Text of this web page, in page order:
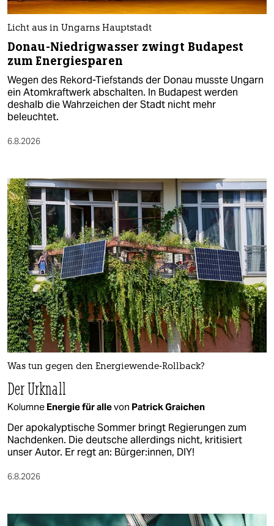
Licht aus in Ungarns Hauptstadt
Donau-Niedrigwasser zwingt Budapest
zum Energiesparen
Wegen des Rekord-Tiefstands der Donau musste Ungarn
ein Atomkraftwerk abschalten. In Budapest werden
deshalb die Wahrzeichen der Stadt nicht mehr
beleuchtet.
6.8.2026
Was tun gegen den Energiewende-Rollback?
Der Urknall
Kolumne Energie für allevon Patrick Graichen
Der apokalyptische Sommer bringt Regierungen zum
Nachdenken. Die deutsche allerdings nicht, kritisiert
unser Autor. Er regt an: Bürger:innen, DIY!
6.8.2026